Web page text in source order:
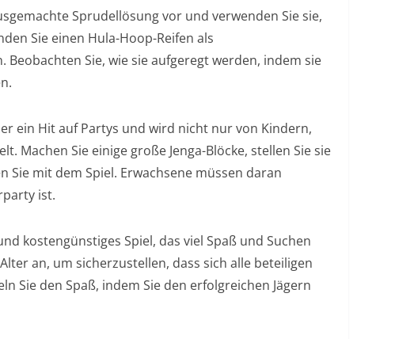
Sprudellösung vor und verwenden Sie sie,
Sie einen Hula-Hoop-Reifen als
Beobachten Sie, wie sie aufgeregt werden, indem sie
ein Hit auf Partys und wird nicht nur von Kindern,
Machen Sie einige große Jenga-Blöcke, stellen Sie sie
Sie mit dem Spiel. Erwachsene müssen daran
ist.
kostengünstiges Spiel, das viel Spaß und Suchen
an, um sicherzustellen, dass sich alle beteiligen
Sie den Spaß, indem Sie den erfolgreichen Jägern